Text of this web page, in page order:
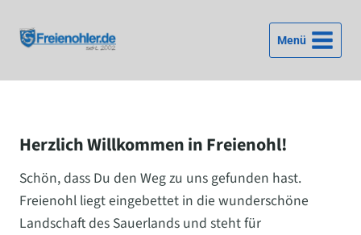
Inhalt
springen
Menü
Herzlich Willkommen in Freienohl!
Schön, dass Du den Weg zu uns gefunden hast.
Freienohl liegt eingebettet in die wunderschöne
Landschaft des Sauerlands und steht für